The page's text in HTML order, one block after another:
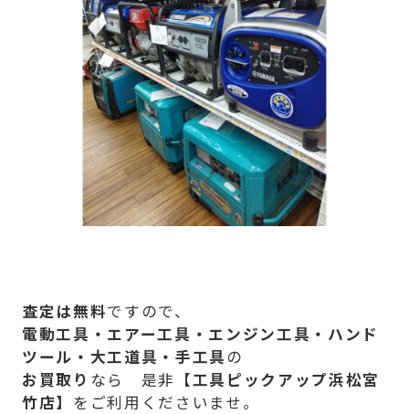
査定は無料ですので、
電動工具・エアー工具・エンジン工具・ハンド
ツール・大工道具・手工具の
お買取り なら 是非【工具ピックアップ浜松宮
竹店】 をご利用くださいませ。